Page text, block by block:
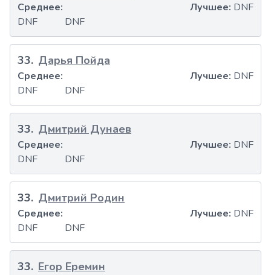
DNF DNF
Среднее: Лучшее: DNF
33. Дарья Пойда
DNF DNF
Среднее: Лучшее: DNF
33. Дмитрий Дунаев
DNF DNF
Среднее: Лучшее: DNF
33. Дмитрий Родин
DNF DNF
Среднее: Лучшее: DNF
33. Егор Еремин